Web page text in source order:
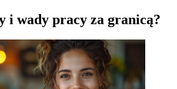
i wady pracy za granicą?